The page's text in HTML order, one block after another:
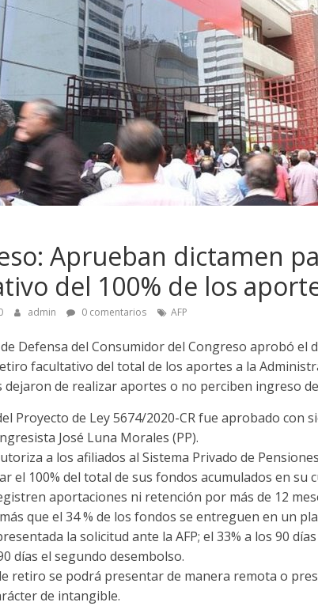
Aprueban dictamen
del 100% de los
admin 0 comentarios AFP
Defensa del Consumidor del Congreso aprobó el
facultativo del total de los aportes a la
dejaron de realizar aportes o no perciben ingreso
Proyecto de Ley 5674/2020-CR fue aprobado con
José Luna Morales (PP).
a los afiliados al Sistema Privado de
el 100% del total de sus fondos acumulados en su
aportaciones ni retención por más de 12
que el 34 % de los fondos se entreguen en un
la solicitud ante la AFP; el 33% a los 90
días el segundo desembolso.
retiro se podrá presentar de manera remota o
de intangible.